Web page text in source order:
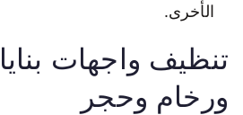
الأخرى.
تنظيف واجهات
ورخام وحجر